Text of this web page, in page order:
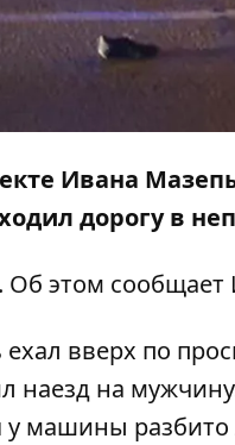
Ивана
дорогу в
Об этом сообщает
вверх по
на
машины разбито